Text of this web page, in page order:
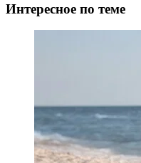
Интересное по теме